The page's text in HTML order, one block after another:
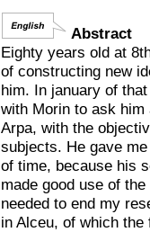
Abstract
Eighty years old at
of constructing new
him. In january of
with Morin to ask him
Arpa, with the
subjects. He gave
of time, because his
made good use of
needed to end my
in Alceu, of which